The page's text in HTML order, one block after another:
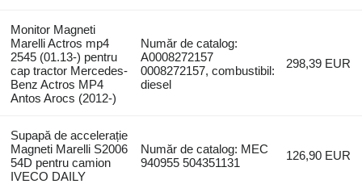
Monitor Magneti
Marelli Actros mp4
2545 (01.13-) pentru
cap tractor Mercedes-
Benz Actros MP4
Antos Arocs (2012-)
Număr de catalog:
A0008272157
0008272157, combustibil:
diesel
298,39 EUR
Supapă de accelerație
Magneti Marelli S2006
54D pentru camion
IVECO DAILY
Număr de catalog: MEC
940955 504351131
126,90 EUR